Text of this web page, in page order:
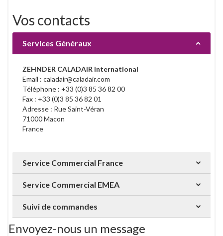
Vos contacts
Services Généraux
ZEHNDER CALADAIR International
Email : caladair@caladair.com
Téléphone : +33 (0)3 85 36 82 00
Fax : +33 (0)3 85 36 82 01
Adresse : Rue Saint-Véran
71000 Macon
France
Service Commercial France
Service Commercial EMEA
Suivi de commandes
Envoyez-nous un message